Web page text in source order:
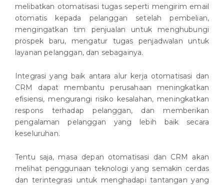
melibatkan otomatisasi tugas seperti mengirim email
otomatis kepada pelanggan setelah pembelian,
mengingatkan tim penjualan untuk menghubungi
prospek baru, mengatur tugas penjadwalan untuk
layanan pelanggan, dan sebagainya.
Integrasi yang baik antara alur kerja otomatisasi dan
CRM dapat membantu perusahaan meningkatkan
efisiensi, mengurangi risiko kesalahan, meningkatkan
respons terhadap pelanggan, dan memberikan
pengalaman pelanggan yang lebih baik secara
keseluruhan.
Tentu saja, masa depan otomatisasi dan CRM akan
melihat penggunaan teknologi yang semakin cerdas
dan terintegrasi untuk menghadapi tantangan yang